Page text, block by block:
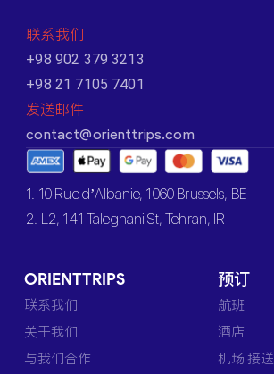
联系我们
+98 902 379 3213
+98 21 7105 7401
发送邮件
contact@orienttrips.com
1. 10 Rue d’Albanie, 1060 Brussels, BE
2. L2, 141 Taleghani St, Tehran, IR
ORIENTTRIPS
联系我们
关于我们
与我们合作
预订
航班
酒店
机场 接送